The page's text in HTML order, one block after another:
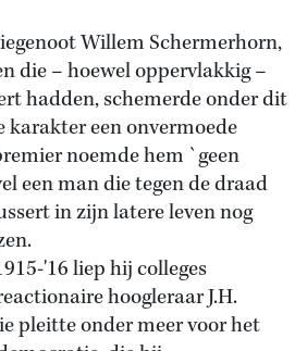
Willem Schermerhorn,
die – hoewel oppervlakkig –
hadden, schemerde onder dit
een onvermoede
noemde hem `geen
een man die tegen de draad
in zijn latere leven nog
'16 liep hij colleges
hoogleraar J.H.
pleitte onder meer voor het